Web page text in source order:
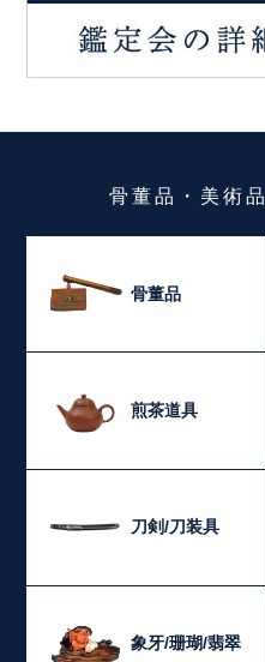
骨董品・美術品
骨董品
煎茶道具
刀剣/刀装具
象牙/珊瑚/翡翠